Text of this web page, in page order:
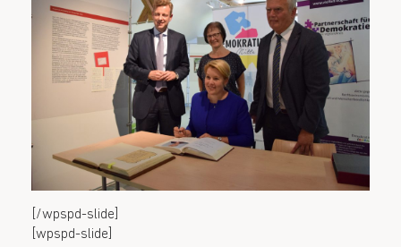
[/wpspd-slide]
[wpspd-slide]